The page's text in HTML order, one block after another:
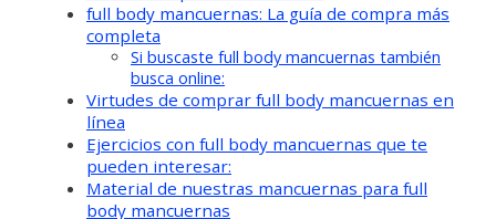
full body mancuernas: La guía de compra más
completa
Si buscaste full body mancuernas también
busca online:
Virtudes de comprar full body mancuernas en
línea
Ejercicios con full body mancuernas que te
pueden interesar:
Material de nuestras mancuernas para full
body mancuernas